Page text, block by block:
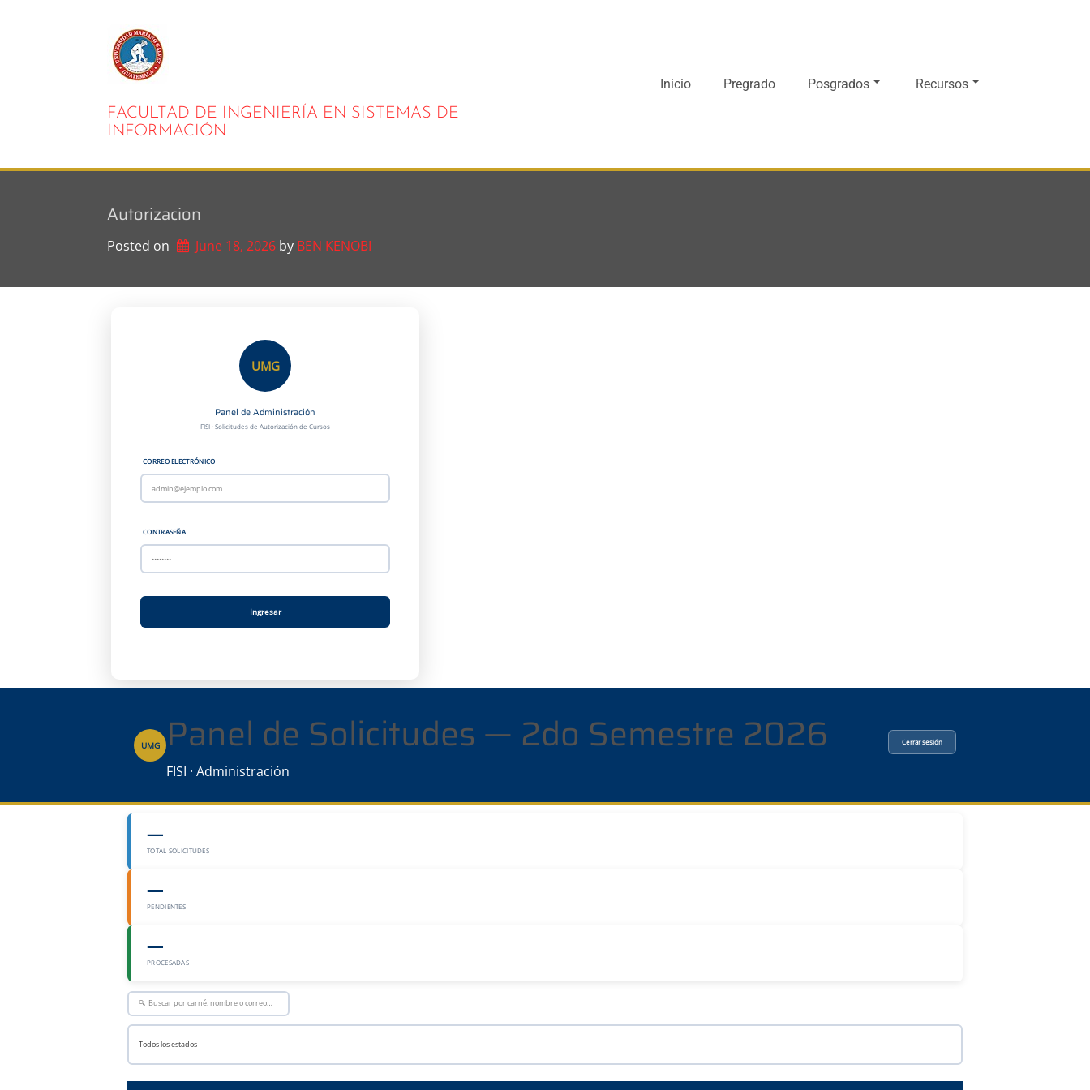
FACULTAD DE INGENIERÍA EN SISTEMAS DE
INFORMACIÓN
Inicio Pregrado Posgrados Recursos
Autorizacion
Posted on June 18, 2026 by BEN KENOBI
UMG
Panel de Administración
FISI · Solicitudes de Autorización de Cursos
CORREO ELECTRÓNICO
CONTRASEÑA
Ingresar
UMG Panel de Solicitudes — 2do Semestre 2026
FISI · Administración
Cerrar sesión
—
TOTAL SOLICITUDES
—
PENDIENTES
—
PROCESADAS